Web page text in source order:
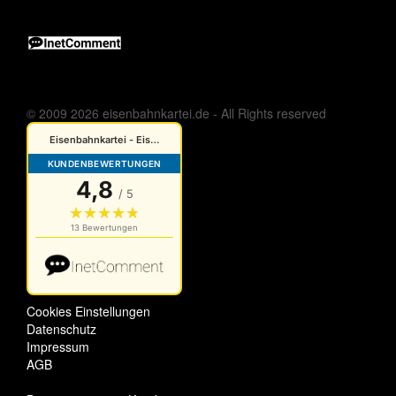
© 2009 2026 eisenbahnkartei.de - All Rights reserved
Cookies Einstellungen
Datenschutz
Impressum
AGB